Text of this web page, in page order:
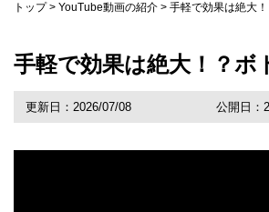
トップ > YouTube動画の紹介 > 手軽で効果は絶大
手軽で効果は絶大！？ボ
更新日：2026/07/08 公開日：